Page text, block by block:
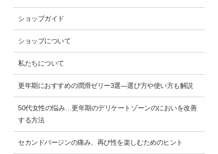
ショップガイド
ショップについて
私たちについて
更年期におすすめの潤滑ゼリー3選―選び方や使い方も解説
50代女性の悩み…更年期のデリケートゾーンのにおいを改善
する方法
セカンドバージンの痛み、再び性を楽しむためのヒント